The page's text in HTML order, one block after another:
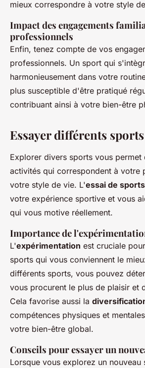
mieux correspondre à votre style
Impact des engagements
professionnels
Enfin, tenez compte de vos
professionnels. Un sport qui
harmonieusement dans votre
plus susceptible d'être pratiqué
contribuant ainsi à votre bien-être
Essayer différents sports
Explorer divers sports vous
activités qui correspondent à votre
votre style de vie. L'essai de sports
votre expérience sportive et vous
qui vous motive réellement.
Importance de
L'expérimentation est cruciale
sports qui vous conviennent le
différents sports, vous pouvez
vous procurent le plus de plaisir et
Cela favorise aussi la
compétences physiques et
votre bien-être global.
Conseils pour essayer un
Lorsque vous explorez un nouveau